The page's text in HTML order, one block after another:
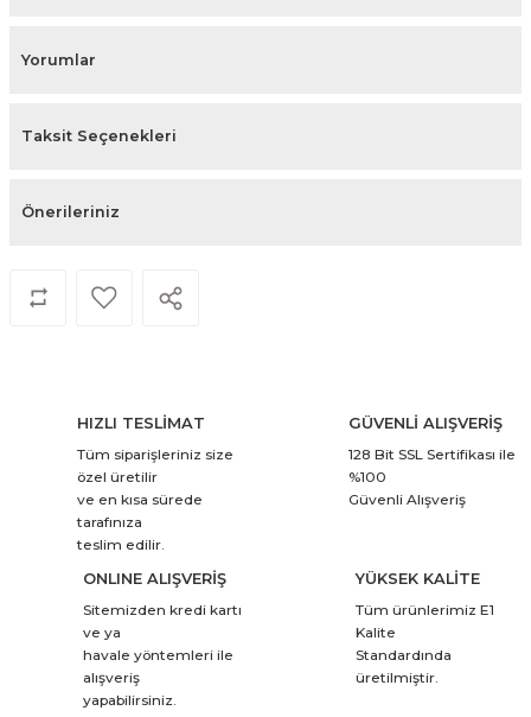
Yorumlar
Taksit Seçenekleri
Önerileriniz
HIZLI TESLİMAT
Tüm siparişleriniz size
özel üretilir
ve en kısa sürede
tarafınıza
teslim edilir.
GÜVENLİ ALIŞVERİŞ
128 Bit SSL Sertifikası ile
%100
Güvenli Alışveriş
ONLINE ALIŞVERİŞ
Sitemizden kredi kartı
ve ya
havale yöntemleri ile
alışveriş
yapabilirsiniz.
YÜKSEK KALİTE
Tüm ürünlerimiz E1
Kalite
Standardında
üretilmiştir.